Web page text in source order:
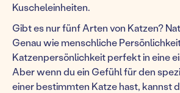
Kuscheleinheiten.
Gibt es nur fünf Arten von Katzen?
Genau wie menschliche
Katzenpersönlichkeit perfekt in eine
Aber wenn du ein Gefühl für den
einer bestimmten Katze hast, kannst